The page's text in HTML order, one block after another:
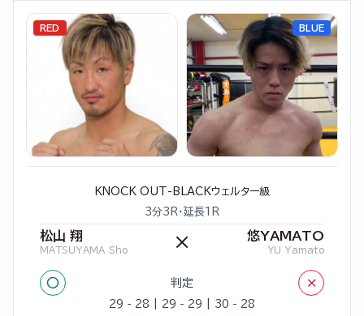
RED
KNOCK OUT-BLACKウェルター級
3分3R・延長1R
松山 翔
MATSUYAMA Sho × 悠YAMATO
YU Yamato
○ 判定 ×
29 - 28 | 29 - 29 | 30 - 28
BLUE